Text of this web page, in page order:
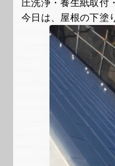
圧洗浄・養生紙取付
今日は、屋根の下塗